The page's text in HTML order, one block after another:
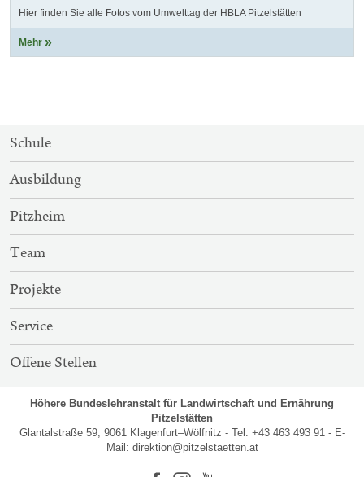
Hier finden Sie alle Fotos vom Umwelttag der HBLA Pitzelstätten
Mehr
SITEMAP-
NAVIGATION
Schule
Ausbildung
Pitzheim
Team
Projekte
Service
Offene Stellen
Höhere Bundeslehranstalt für Landwirtschaft und Ernährung
Pitzelstätten
Glantalstraße 59, 9061 Klagenfurt–Wölfnitz - Tel: +43 463 493 91 - E-
Mail: direktion@pitzelstaetten.at
FacebookInstagramYoutube